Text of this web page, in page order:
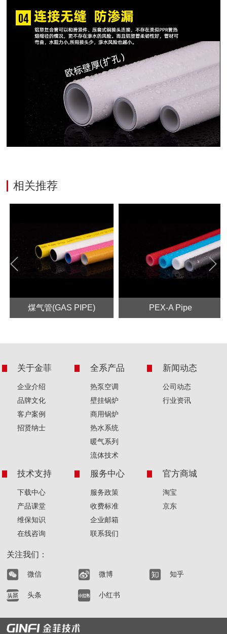
相关推荐
煤气管(GAS PIPE) PEX-A Pipe
关于金菲
企业介绍
品牌文化
客户案例
招贤纳士
全系产品
热泵空调
壁挂锅炉
商用锅炉
热水系统
暖气系列
流体技术
新闻动态
公司动态
行业资讯
技术支持
下载中心
产品课堂
维保知识
在线咨询
服务中心
服务政策
收费标准
企业邮箱
联系我们
官方商城
淘宝
京东
关注我们：
微信 微博 知乎
头条 小红书